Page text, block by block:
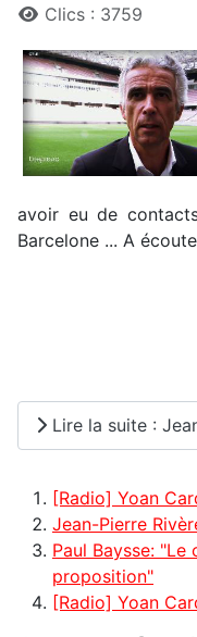
Clics : 3759
avoir eu de
Barcelone ... A
Lire la suite :
[Radio] Yoan
Jean-Pierre
Paul Baysse:
proposition"
[Radio] Yoan